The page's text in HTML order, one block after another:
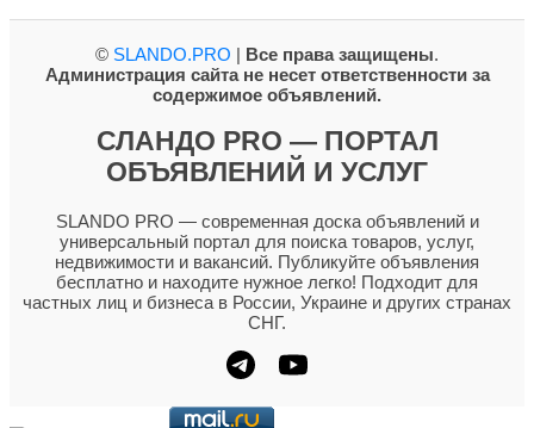
© SLANDO.PRO | Все права защищены.
Администрация сайта не несет ответственности за
содержимое объявлений.
СЛАНДО PRO — ПОРТАЛ
ОБЪЯВЛЕНИЙ И УСЛУГ
SLANDO PRO — современная доска объявлений и
универсальный портал для поиска товаров, услуг,
недвижимости и вакансий. Публикуйте объявления
бесплатно и находите нужное легко! Подходит для
частных лиц и бизнеса в России, Украине и других странах
СНГ.